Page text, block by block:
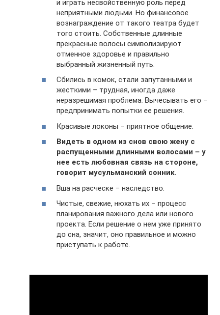
и играть несвойственную роль перед
неприятными людьми. Но финансовое
вознаграждение от такого театра будет
того стоить. Собственные длинные
прекрасные волосы символизируют
отменное здоровье и правильно
выбранный жизненный путь.
Сбились в комок, стали запутанными и
жесткими – трудная, иногда даже
неразрешимая проблема. Вычесывать его –
предпринимать попытки ее решения.
Красивые локоны – приятное общение.
Видеть в одном из снов свою жену с
распущенными длинными волосами – у
нее есть любовная связь на стороне,
говорит мусульманский сонник.
Вша на расческе – наследство.
Чистые, свежие, нюхать их – процесс
планирования важного дела или нового
проекта. Если решение о нем уже принято
до сна, значит, оно правильное и можно
приступать к работе.